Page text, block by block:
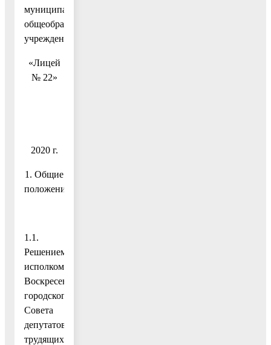
муниципального
общеобразовательного
учреждения
«Лицей
№ 22»
2020 г.
1. Общие
положения
1.1.
Решением
исполкома
Воскресенского
городского
Совета
депутатов
трудящихся